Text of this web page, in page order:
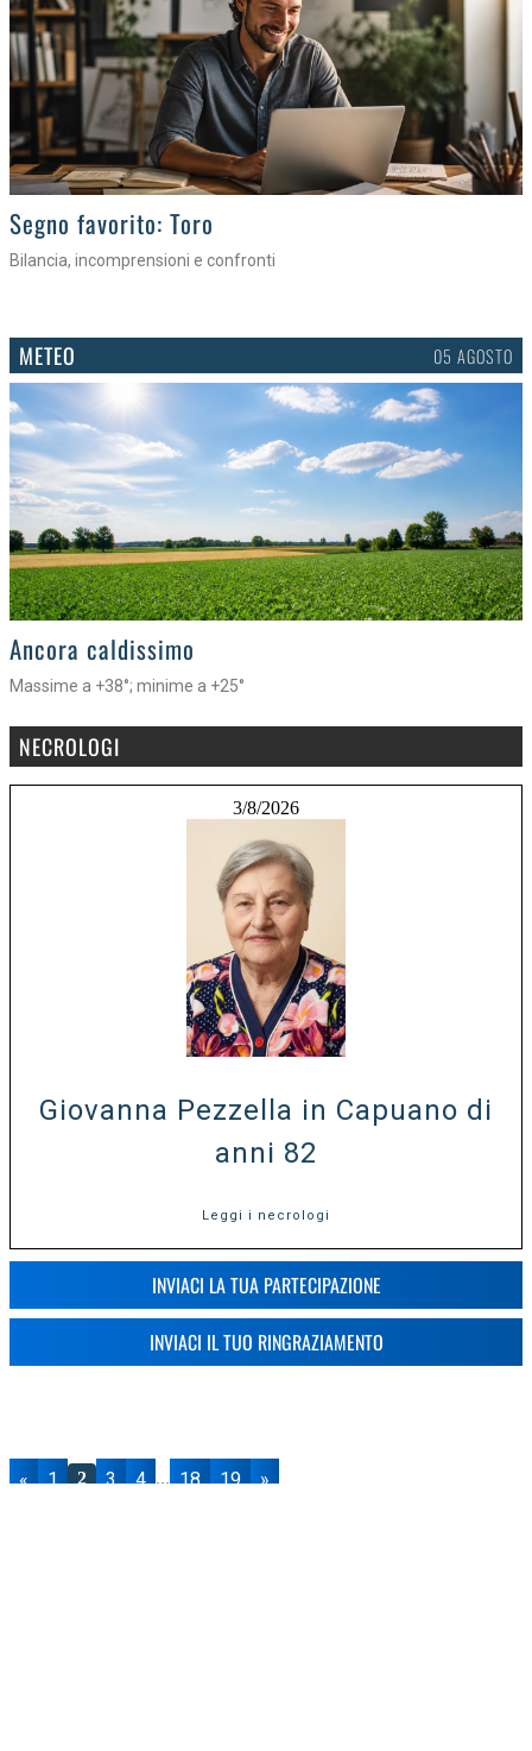
>
Segno favorito: Toro
Bilancia, incomprensioni e confronti
METEO 05 AGOSTO
>
Ancora caldissimo
Massime a +38°; minime a +25°
NECROLOGI
3/8/2026
Giovanna Pezzella in Capuano di
anni 82
Leggi i necrologi
INVIACI LA TUA PARTECIPAZIONE
INVIACI IL TUO RINGRAZIAMENTO
« 1 2 3 4 ... 18 19 »